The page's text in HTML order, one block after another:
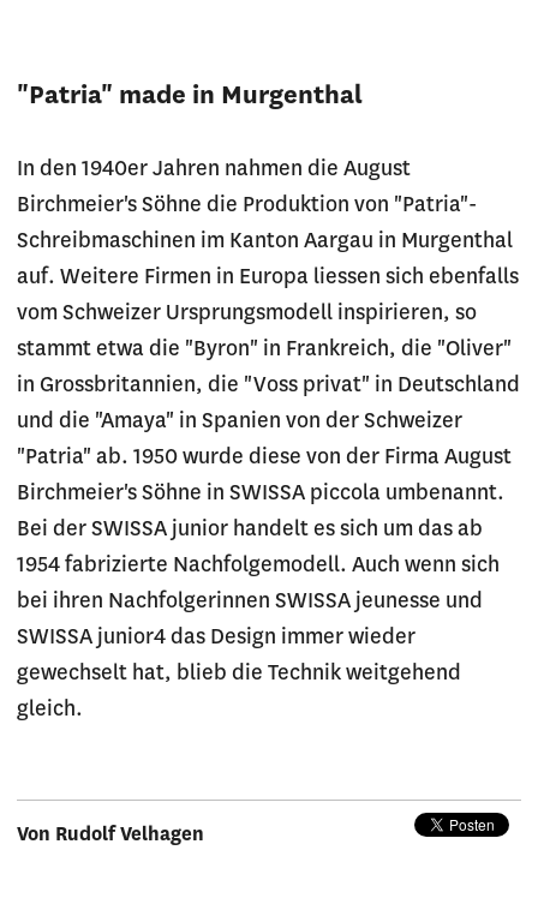
"Patria" made in Murgenthal
In den 1940er Jahren nahmen die August
Birchmeier's Söhne die Produktion von "Patria"-
Schreibmaschinen im Kanton Aargau in Murgenthal
auf. Weitere Firmen in Europa liessen sich ebenfalls
vom Schweizer Ursprungsmodell inspirieren, so
stammt etwa die "Byron" in Frankreich, die "Oliver"
in Grossbritannien, die "Voss privat" in Deutschland
und die "Amaya" in Spanien von der Schweizer
"Patria" ab. 1950 wurde diese von der Firma August
Birchmeier's Söhne in SWISSA piccola umbenannt.
Bei der SWISSA junior handelt es sich um das ab
1954 fabrizierte Nachfolgemodell. Auch wenn sich
bei ihren Nachfolgerinnen SWISSA jeunesse und
SWISSA junior4 das Design immer wieder
gewechselt hat, blieb die Technik weitgehend
gleich.
Von Rudolf Velhagen